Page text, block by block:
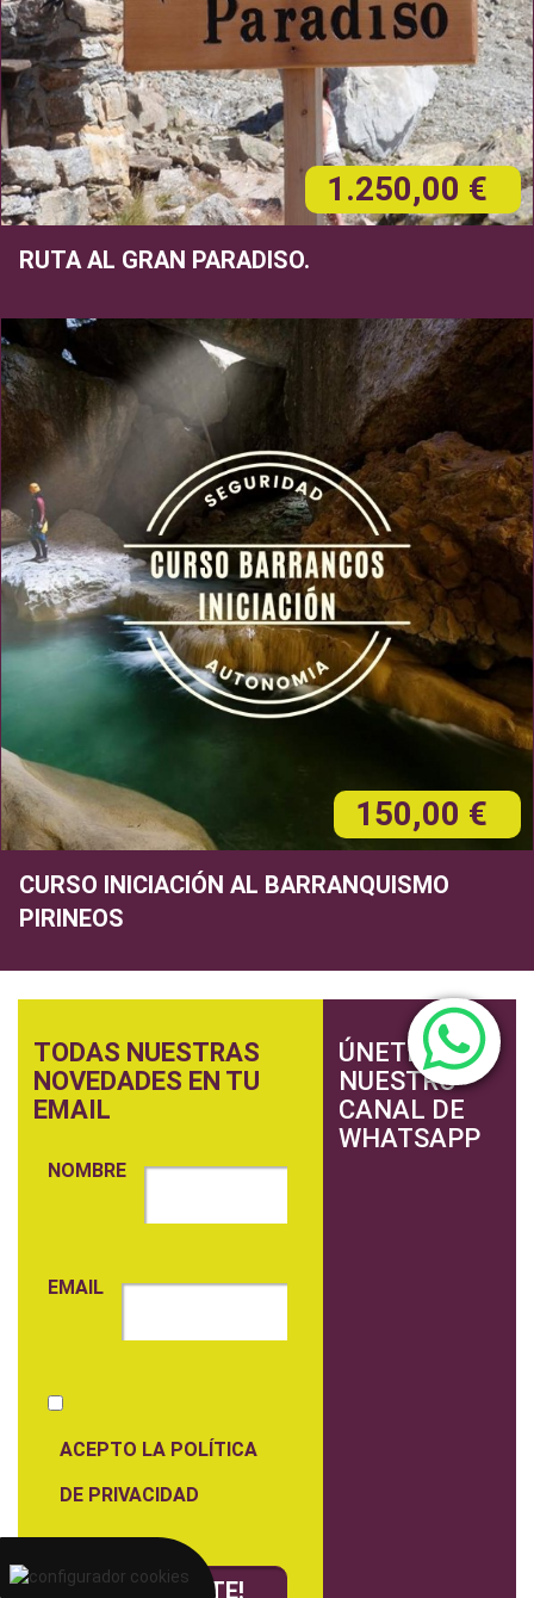
1.250,00 €
RUTA AL GRAN PARADISO.
150,00 €
CURSO INICIACIÓN AL BARRANQUISMO
PIRINEOS
TODAS NUESTRAS
NOVEDADES EN TU
EMAIL
NOMBRE
EMAIL
ACEPTO LA POLÍTICA
DE PRIVACIDAD
ÚNETE A
NUESTRO
CANAL DE
WHATSAPP